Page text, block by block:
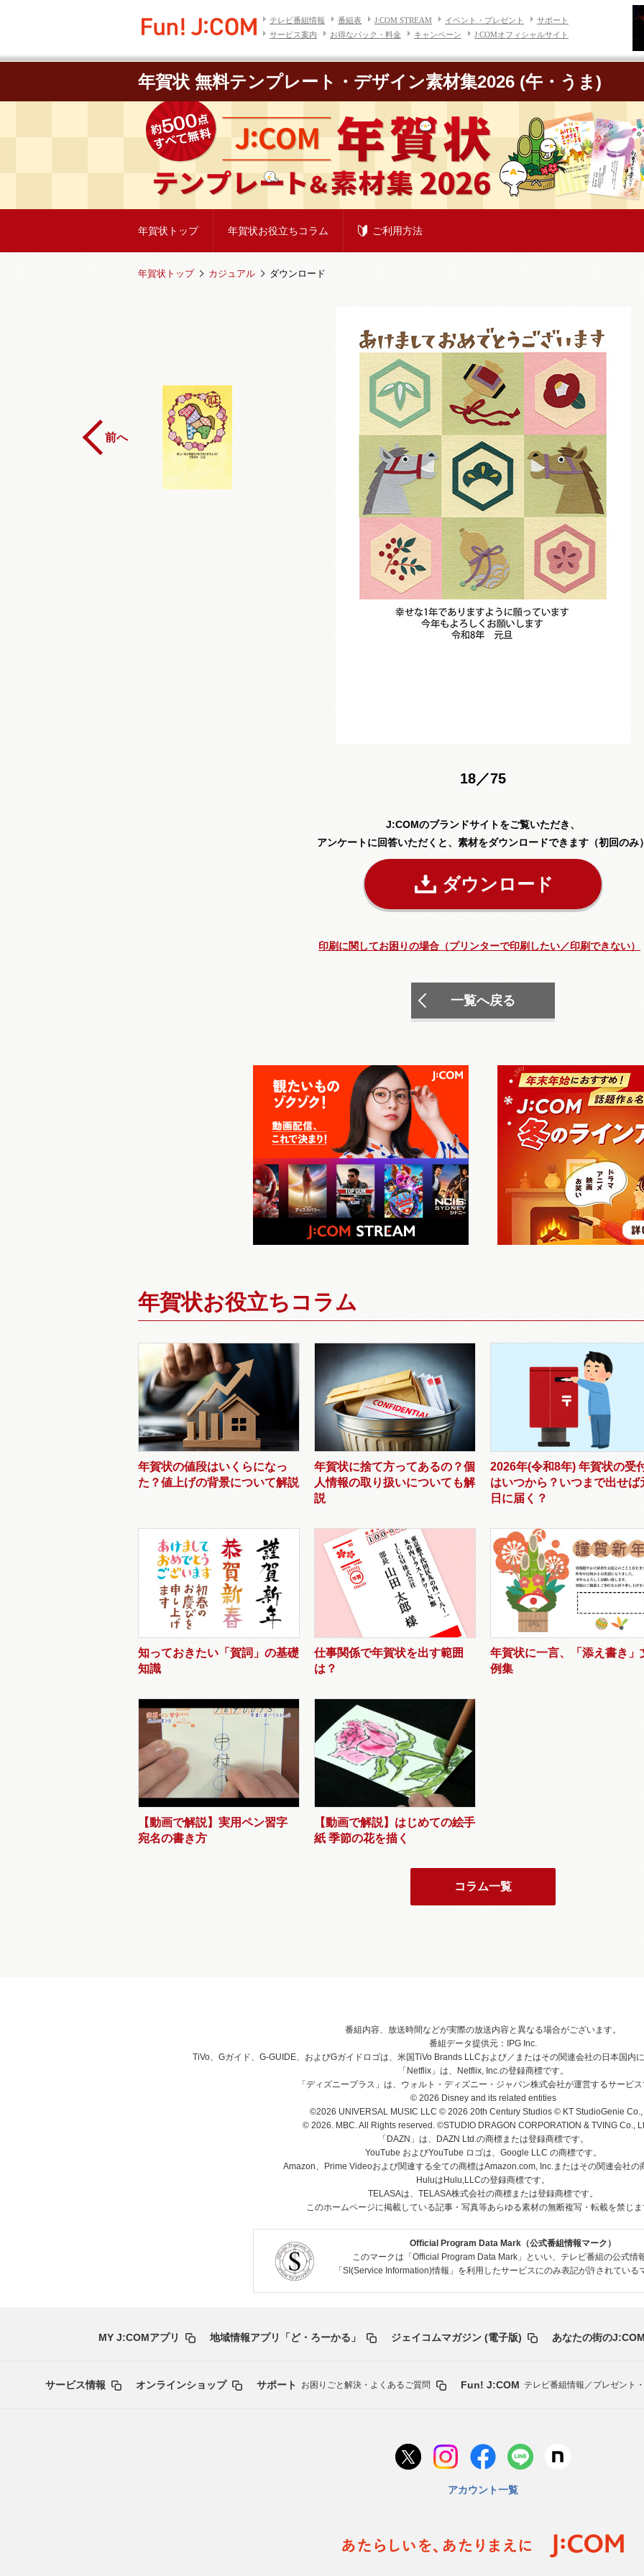
テレビ番組情報 番組表 J:COM STREAM イベント・プレゼント
サポート
サービス案内
お得なパック・料金 キャンペーン J:COMオフィシャルサイト
年賀状 無料テンプレート・デザイン素材集2026 (午・うま)
年賀状トップ 年賀状お役立ちコラム ご利用方法
年賀状トップ カジュアル ダウンロード
18／75
J:COMのブランドサイトをご覧いただき、
アンケートに回答いただくと、素材をダウンロードできます（初回のみ
ダウンロード
印刷に関してお困りの場合（プリンターで印刷したい／印刷できない）
一覧へ戻る
年賀状お役立ちコラム
年賀状の値段はいくらになっ
た？値上げの背景について解説
年賀状に捨て方ってあるの？個
人情報の取り扱いについても解
説
2026年(令和8年) 年賀状の受
はいつから？いつまで出せば
日に届く？
知っておきたい「賀詞」の基礎
知識
仕事関係で年賀状を出す範囲
は？
年賀状に一言、「添え書き」
例集
【動画で解説】実用ペン習字
宛名の書き方
【動画で解説】はじめての絵手
紙 季節の花を描く
コラム一覧
番組内容、放送時間などが実際の放送内容と異なる場合がございます。
番組データ提供元：IPG Inc.
TiVo、Gガイド、G-GUIDE、およびGガイドロゴは、米国TiVo Brands LLCおよび／またはその関連会社の日本国内
「Netflix」は、Netflix, Inc.の登録商標です。
「ディズニープラス」は、ウォルト・ディズニー・ジャパン株式会社が運営するサービ
© 2026 Disney and its related entities
©2026 UNIVERSAL MUSIC LLC © 2026 20th Century Studios © KT StudioGenie Co.,
© 2026. MBC. All Rights reserved. ©STUDIO DRAGON CORPORATION & TVING Co.,
「DAZN」は、DAZN Ltd.の商標または登録商標です。
YouTube およびYouTube ロゴは、Google LLC の商標です。
Amazon、Prime Videoおよび関連する全ての商標はAmazon.com, Inc.またはその関連会社の
HuluはHulu,LLCの登録商標です。
TELASAは、TELASA株式会社の商標または登録商標です。
このホームページに掲載している記事・写真等あらゆる素材の無断複写・転載を禁じ
Official Program Data Mark（公式番組情報マーク）
このマークは「Official Program Data Mark」といい、テレビ番組の公式情
「SI(Service Information)情報」を利用したサービスにのみ表記が許されている
MY J:COMアプリ 地域情報アプリ「ど・ろーかる」 ジェイコムマガジン (電子版) あなたの街の
サービス情報 オンラインショップ サポート お困りごと解決・よくあるご質問 Fun! J:COM テレビ番組情報／プレゼント
アカウント一覧